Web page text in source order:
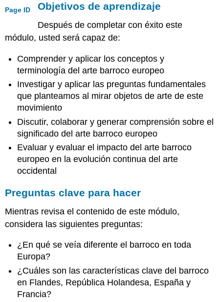
Page ID Objetivos de aprendizaje
Después de completar con éxito este
módulo, usted será capaz de:
Comprender y aplicar los conceptos y
terminología del arte barroco europeo
Investigar y aplicar las preguntas fundamentales
que planteamos al mirar objetos de arte de este
movimiento
Discutir, colaborar y generar comprensión sobre el
significado del arte barroco europeo
Evaluar y evaluar el impacto del arte barroco
europeo en la evolución continua del arte
occidental
Preguntas clave para hacer
Mientras revisa el contenido de este módulo,
considera las siguientes preguntas:
¿En qué se veía diferente el barroco en toda
Europa?
¿Cuáles son las características clave del barroco
en Flandes, República Holandesa, España y
Francia?